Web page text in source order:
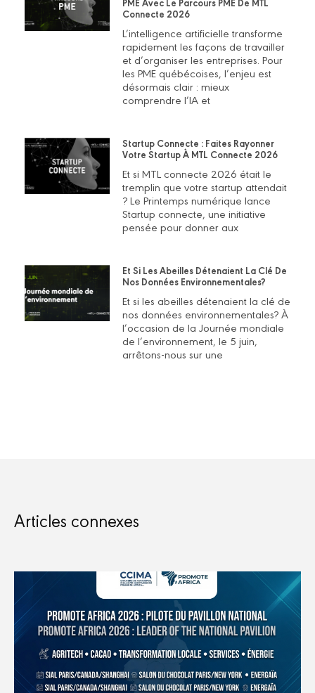
PME Avec Le Parcours PME De MTL
Connecte 2026
L’intelligence artificielle transforme
rapidement les façons de travailler
et d’organiser les entreprises. Pour
les PME québécoises, l’enjeu est
désormais clair : mieux
comprendre l’IA et
Startup Connecte : Faites Rayonner
Votre Startup À MTL Connecte 2026
Et si MTL connecte 2026 était le
tremplin que votre startup attendait
? Le Printemps numérique lance
Startup connecte, une initiative
pensée pour donner aux
Et Si Les Abeilles Détenaient La Clé De
Nos Données Environnementales?
Et si les abeilles détenaient la clé de
nos données environnementales? À
l’occasion de la Journée mondiale
de l’environnement, le 5 juin,
arrêtons-nous sur une
Articles connexes